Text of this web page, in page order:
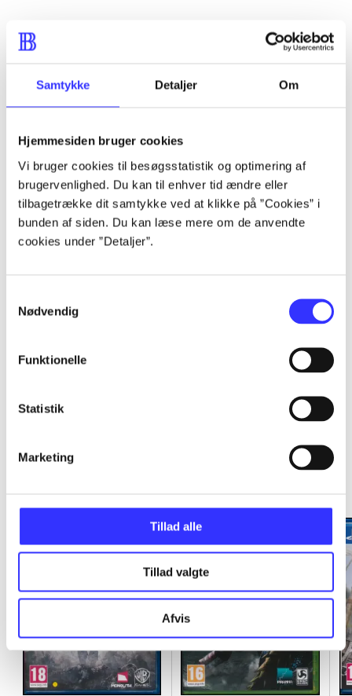
Samtykke Detaljer Om
Hjemmesiden bruger cookies
Vi bruger cookies til besøgsstatistik og optimering af
brugervenlighed. Du kan til enhver tid ændre eller
tilbagetrække dit samtykke ved at klikke på ”Cookies” i
bunden af siden. Du kan læse mere om de anvendte
cookies under ”Detaljer”.
Nødvendig
Funktionelle
Statistik
Marketing
Tillad alle
Tillad valgte
Afvis
Alle registrerede artikler fordelt på udgivelser
...
Minder om